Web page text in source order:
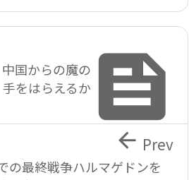

国からの魔の
手をはらえるか
の最終戦争ハルマゲドンを
 Prev